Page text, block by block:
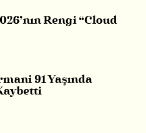
Rengi “Cloud
91 Yaşında